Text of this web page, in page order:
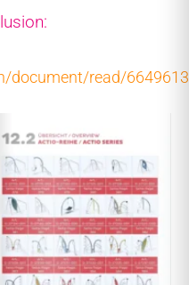
document/read/